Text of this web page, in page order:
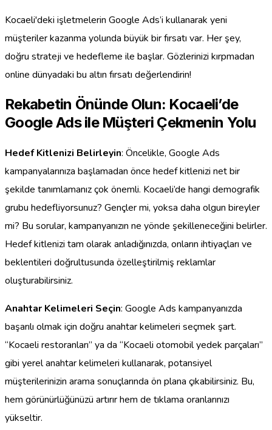
Kocaeli'deki işletmelerin Google Ads’i kullanarak yeni
müşteriler kazanma yolunda büyük bir fırsatı var. Her şey,
doğru strateji ve hedefleme ile başlar. Gözlerinizi kırpmadan
online dünyadaki bu altın fırsatı değerlendirin!
Rekabetin Önünde Olun: Kocaeli’de
Google Ads ile Müşteri Çekmenin Yolu
Hedef Kitlenizi Belirleyin: Öncelikle, Google Ads
kampanyalarınıza başlamadan önce hedef kitlenizi net bir
şekilde tanımlamanız çok önemli. Kocaeli’de hangi demografik
grubu hedefliyorsunuz? Gençler mi, yoksa daha olgun bireyler
mi? Bu sorular, kampanyanızın ne yönde şekilleneceğini belirler.
Hedef kitlenizi tam olarak anladığınızda, onların ihtiyaçları ve
beklentileri doğrultusunda özelleştirilmiş reklamlar
oluşturabilirsiniz.
Anahtar Kelimeleri Seçin: Google Ads kampanyanızda
başarılı olmak için doğru anahtar kelimeleri seçmek şart.
“Kocaeli restoranları” ya da “Kocaeli otomobil yedek parçaları”
gibi yerel anahtar kelimeleri kullanarak, potansiyel
müşterilerinizin arama sonuçlarında ön plana çıkabilirsiniz. Bu,
hem görünürlüğünüzü artırır hem de tıklama oranlarınızı
yükseltir.